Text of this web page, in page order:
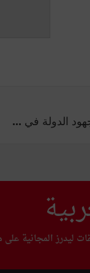
الدولة في ...
ليدرز المجانية